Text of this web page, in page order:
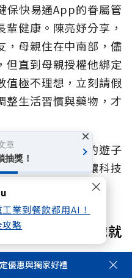
業到餐飲都用AI！
略
保快易通App的眷屬管
健康。陳亮妤分享，
，母親住在中南部，儘
但直到母親授權他綁定
值極不理想，立刻請假
整生活習慣與藥物，才
距離多遠，在外的遊子
據和就醫紀錄，讓科技
，」陳亮妤強調。
防治三支箭，織就
優惠與獨家好禮
章
獎！
×